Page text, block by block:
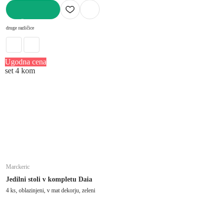
druge različice
Ugodna cena
set 4 kom
Marckeric
Jedilni stoli v kompletu Daia
4 ks, oblazinjeni, v mat dekorju, zeleni